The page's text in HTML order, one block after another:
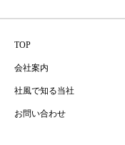
TOP
会社案内
社風で知る当社
お問い合わせ